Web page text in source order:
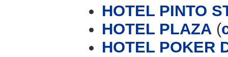
HOTEL PINTO
HOTEL PLAZA (
HOTEL POKER